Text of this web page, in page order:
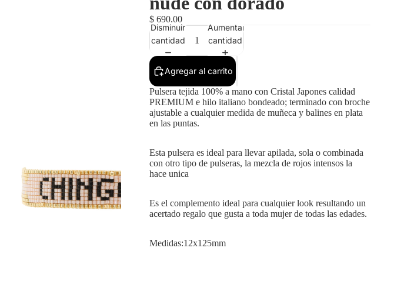
$ 690.00
Disminuir
cantidad
Aumentar
cantidad
Agregar al carrito
Pulsera tejida 100% a mano con Cristal Japones calidad
PREMIUM e hilo italiano bondeado; terminado con broche
ajustable a cualquier medida de muñeca y balines en plata
en las puntas.
Esta pulsera es ideal para llevar apilada, sola o combinada
con otro tipo de pulseras, la mezcla de rojos intensos la
hace unica
Es el complemento ideal para cualquier look resultando un
acertado regalo que gusta a toda mujer de todas las edades.
Medidas:12x125mm